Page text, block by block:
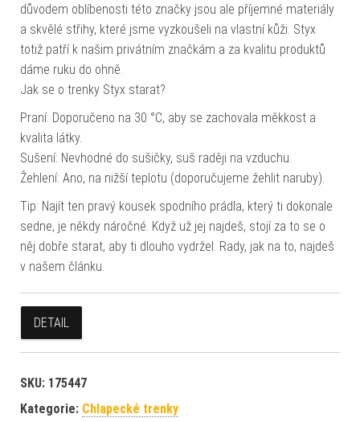
důvodem oblíbenosti této značky jsou ale příjemné materiály
a skvělé střihy, které jsme vyzkoušeli na vlastní kůži. Styx
totiž patří k našim privátním značkám a za kvalitu produktů
dáme ruku do ohně.
Jak se o trenky Styx starat?
Praní: Doporučeno na 30 °C, aby se zachovala měkkost a
kvalita látky.
Sušení: Nevhodné do sušičky, suš raději na vzduchu.
Žehlení: Ano, na nižší teplotu (doporučujeme žehlit naruby).
Tip: Najít ten pravý kousek spodního prádla, který ti dokonale
sedne, je někdy náročné. Když už jej najdeš, stojí za to se o
něj dobře starat, aby ti dlouho vydržel. Rady, jak na to, najdeš
v našem článku.
DETAIL
SKU: 175447
Kategorie: Chlapecké trenky